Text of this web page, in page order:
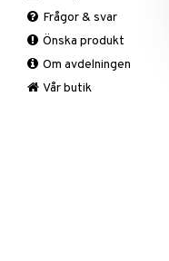
Barnpussel
Pusseltillbehör
Pysselset
Rita & Måla
Skolmaterial
Stickers
Sällskapsspel
Frågor & svar
Önska produkt
Om avdelningen
Vår butik